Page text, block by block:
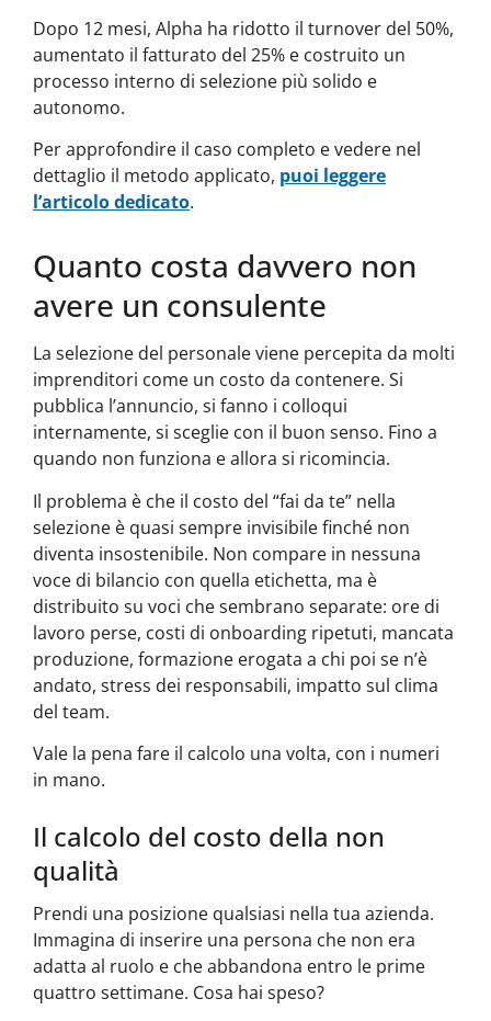
Dopo 12 mesi, Alpha ha ridotto il turnover del 50%,
aumentato il fatturato del 25% e costruito un
processo interno di selezione più solido e
autonomo.
Per approfondire il caso completo e vedere nel
dettaglio il metodo applicato, puoi leggere
l’articolo dedicato.
Quanto costa davvero non
avere un consulente
La selezione del personale viene percepita da molti
imprenditori come un costo da contenere. Si
pubblica l’annuncio, si fanno i colloqui
internamente, si sceglie con il buon senso. Fino a
quando non funziona e allora si ricomincia.
Il problema è che il costo del “fai da te” nella
selezione è quasi sempre invisibile finché non
diventa insostenibile. Non compare in nessuna
voce di bilancio con quella etichetta, ma è
distribuito su voci che sembrano separate: ore di
lavoro perse, costi di onboarding ripetuti, mancata
produzione, formazione erogata a chi poi se n’è
andato, stress dei responsabili, impatto sul clima
del team.
Vale la pena fare il calcolo una volta, con i numeri
in mano.
Il calcolo del costo della non
qualità
Prendi una posizione qualsiasi nella tua azienda.
Immagina di inserire una persona che non era
adatta al ruolo e che abbandona entro le prime
quattro settimane. Cosa hai speso?